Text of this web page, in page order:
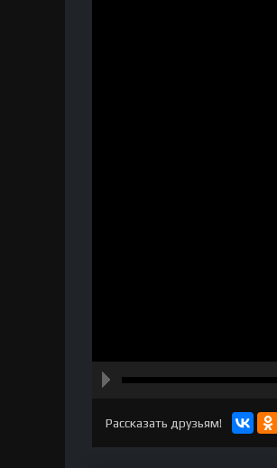
Рассказать друзьям!